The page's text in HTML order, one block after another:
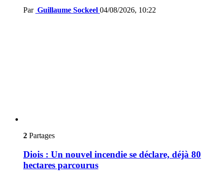
Par Guillaume Sockeel 04/08/2026, 10:22
2 Partages
Diois : Un nouvel incendie se déclare, déjà 80
hectares parcourus